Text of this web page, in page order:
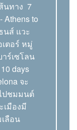
นทาง 7
Athens to
นส์ แวะ
ตอร์ หมู่
ร์เซโลน
days
จะ
ปชมมนต์
เมืองมี
ลือน